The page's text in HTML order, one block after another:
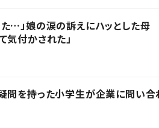
た…」娘の涙の訴えにハッとした
気付かされた」
問を持った小学生が企業に問い